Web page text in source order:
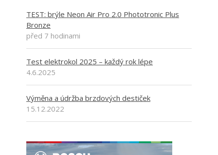
TEST: brýle Neon Air Pro 2.0 Phototronic Plus
Bronze
před 7 hodinami
Test elektrokol 2025 – každý rok lépe
4.6.2025
Výměna a údržba brzdových destiček
15.12.2022